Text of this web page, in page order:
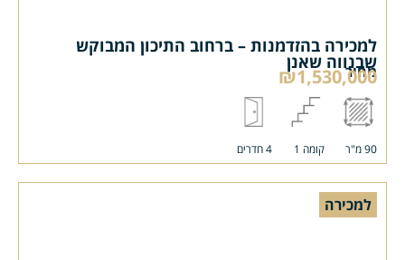
למכירה בהזדמנות – ברחוב התיכון המבוקש
שבנווה שאנן
מחיר
₪1,530,000
90 מ"ר קומה 1 4 חדרים
למכירה